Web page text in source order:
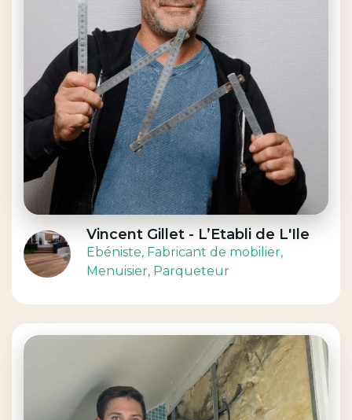
Vincent Gillet - L’Etabli de L'Ile
Ebéniste, Fabricant de mobilier,
Menuisier, Parqueteur